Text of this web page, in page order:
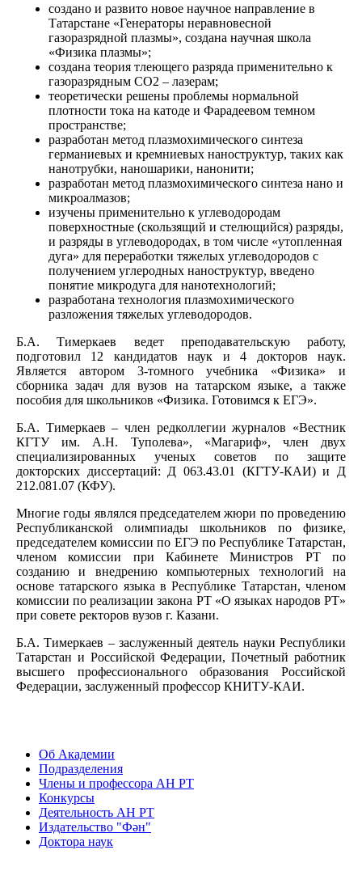
создано и развито новое научное направление в
Татарстане «Генераторы неравновесной
газоразрядной плазмы», создана научная школа
«Физика плазмы»;
создана теория тлеющего разряда применительно к
газоразрядным СО2 – лазерам;
теоретически решены проблемы нормальной
плотности тока на катоде и Фарадеевом темном
пространстве;
разработан метод плазмохимического синтеза
германиевых и кремниевых наноструктур, таких как
нанотрубки, наношарики, нанонити;
разработан метод плазмохимического синтеза нано и
микроалмазов;
изучены применительно к углеводородам
поверхностные (скользящий и стелющийся) разряды,
и разряды в углеводородах, в том числе «утопленная
дуга» для переработки тяжелых углеводородов с
получением углеродных наноструктур, введено
понятие микродуга для нанотехнологий;
разработана технология плазмохимического
разложения тяжелых углеводородов.
Б.А. Тимеркаев ведет преподавательскую работу,
подготовил 12 кандидатов наук и 4 докторов наук.
Является автором 3-томного учебника «Физика» и
сборника задач для вузов на татарском языке, а также
пособия для школьников «Физика. Готовимся к ЕГЭ».
Б.А. Тимеркаев – член редколлегии журналов «Вестник
КГТУ им. А.Н. Туполева», «Магариф», член двух
специализированных ученых советов по защите
докторских диссертаций: Д 063.43.01 (КГТУ-КАИ) и Д
212.081.07 (КФУ).
Многие годы являлся председателем жюри по проведению
Республиканской олимпиады школьников по физике,
председателем комиссии по ЕГЭ по Республике Татарстан,
членом комиссии при Кабинете Министров РТ по
созданию и внедрению компьютерных технологий на
основе татарского языка в Республике Татарстан, членом
комиссии по реализации закона РТ «О языках народов РТ»
при совете ректоров вузов г. Казани.
Б.А. Тимеркаев – заслуженный деятель науки Республики
Татарстан и Российской Федерации, Почетный работник
высшего профессионального образования Российской
Федерации, заслуженный профессор КНИТУ-КАИ.
Об Академии
Подразделения
Члены и профессора АН РТ
Конкурсы
Деятельность АН РТ
Издательство "Фән"
Доктора наук